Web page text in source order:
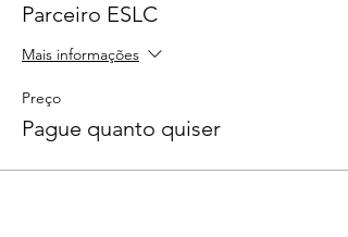
Parceiro ESLC
Mais informações
Preço
Pague quanto quiser